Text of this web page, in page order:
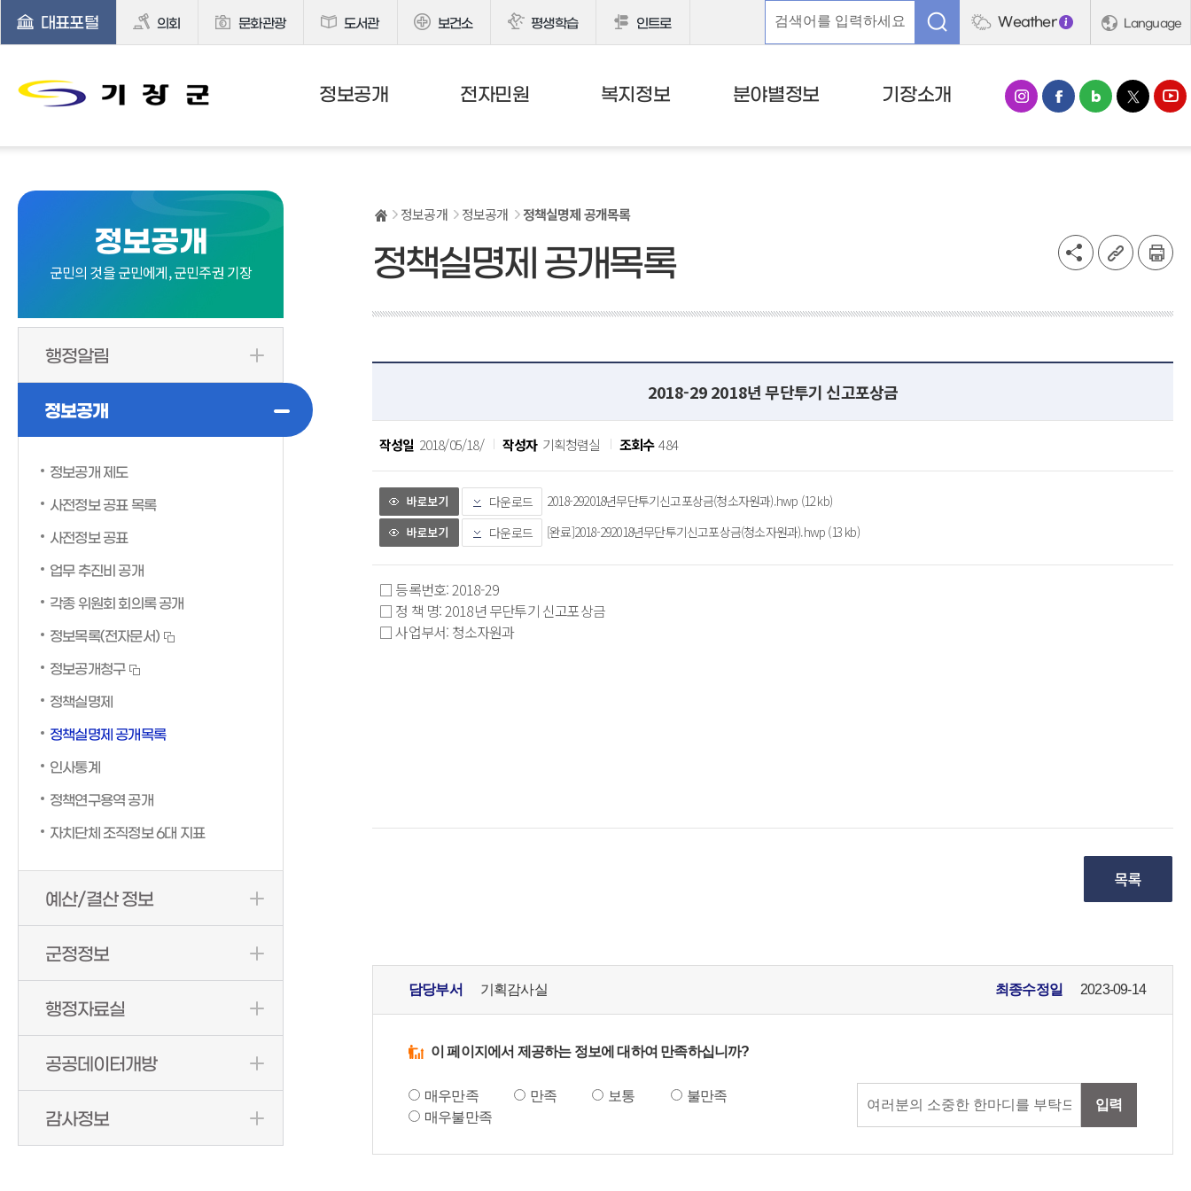
대표포털 의회 문화관광 도서관 보건소 평생학습 인트로 Weather Language
정보공개 전자민원 복지정보 분야별정보 기장소개
정보공개
군민의 것을 군민에게, 군민주권 기장
행정알림
정보공개
정보공개 제도
사전정보 공표 목록
사전정보 공표
업무 추진비 공개
각종 위원회 회의록 공개
정보목록(전자문서)
정보공개청구
정책실명제
정책실명제 공개목록
인사통계
정책연구용역 공개
자치단체 조직정보 6대 지표
예산/결산 정보
군정정보
행정자료실
공공데이터개방
감사정보
정보공개 정보공개 정책실명제 공개목록
정책실명제 공개목록
2018-29 2018년 무단투기 신고포상금
작성일 2018/05/18/ 작성자 기획청렴실 조회수 484
다운로드
2018-292018년무단투기신고포상금(청소자원과).hwp (12 kb)
다운로드
[완료]2018-292018년무단투기신고포상금(청소자원과).hwp (13 kb)
□ 등록번호: 2018-29
□ 정 책 명: 2018년 무단투기 신고포상금
□ 사업부서: 청소자원과
담당부서 기획감사실 최종수정일 2023-09-14
이 페이지에서 제공하는 정보에 대하여 만족하십니까?
매우만족 만족 보통
불만족
매우불만족
입력